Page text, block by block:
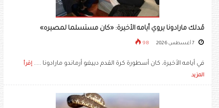
مُدلك مارادونا يروي أيامه الأخيرة: «كان مستسلما لمصيره»
98
في أيامه الأخيرة، كان أسطورة كرة القدم دييغو أرماندو مارادونا ..... إقرأ
المزيد